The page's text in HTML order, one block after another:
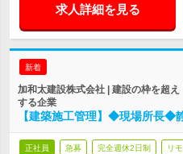
求人詳細を見る
新着
加和太建設株式会社 | 建設の枠を超
する企業
【建築施工管理】◆現場所長◆
正社員 急募 完全週休2日制 リ